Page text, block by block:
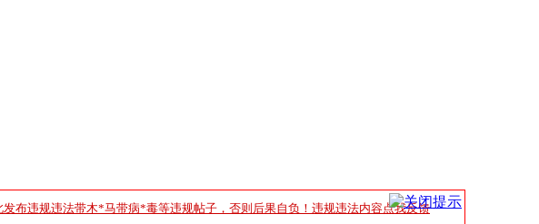
布违规违法带木*马带病*毒等违规帖子，否则后果自负！违规违法内容点我反馈